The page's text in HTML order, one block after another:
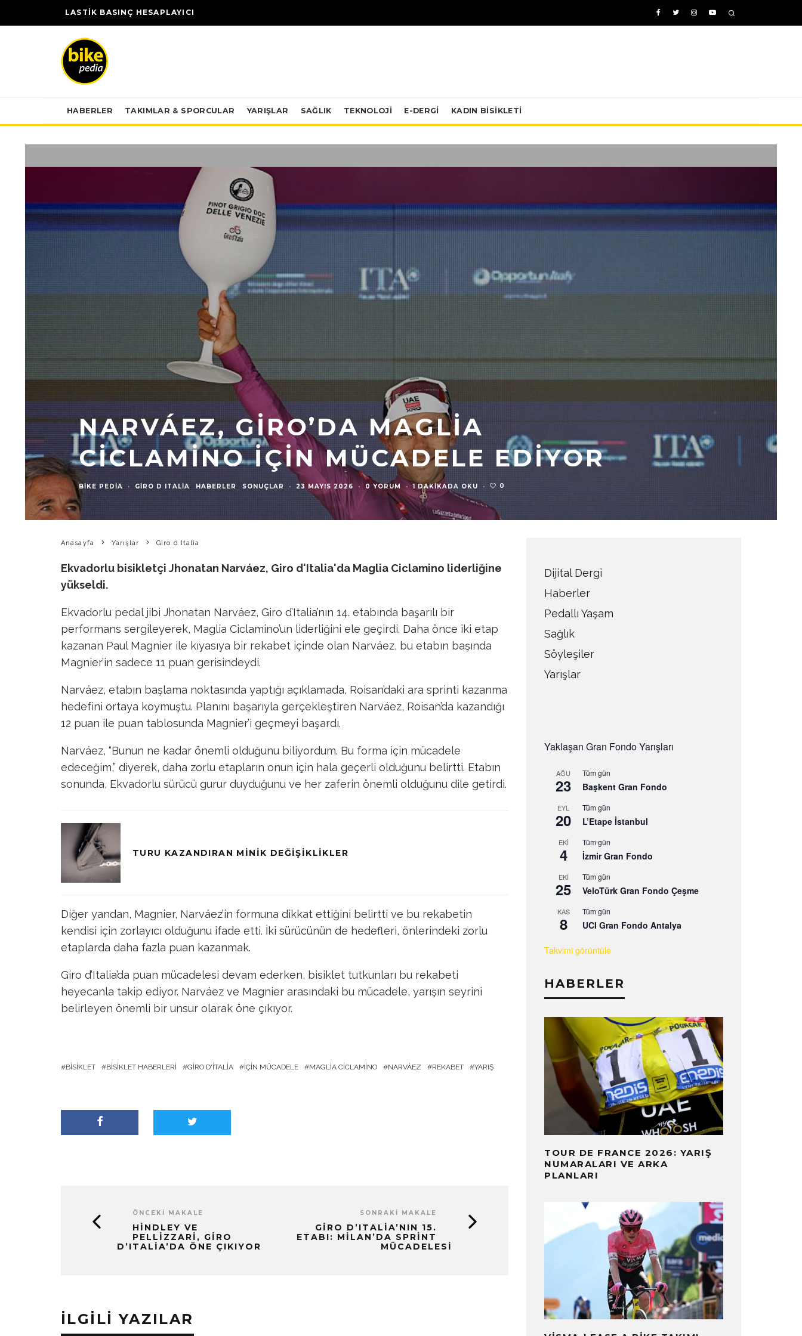
LASTİK BASINÇ HESAPLAYICI
HABERLER TAKIMLAR & SPORCULAR YARIŞLAR SAĞLIK TEKNOLOJI E-DERGİ KADIN BISIKLETI
NARVÁEZ, GIRO’DA MAGLIA
CICLAMINO İÇIN MÜCADELE EDIYOR
BIKE PEDIA · GIRO D ITALIA HABERLER SONUÇLAR · 23 MAYIS 2026 · 0 YORUM · 1 DAKIKADA OKU · 0
Anasayfa Yarışlar Giro d Italia
Ekvadorlu bisikletçi Jhonatan Narváez, Giro d'Italia'da Maglia Ciclamino liderliğine
yükseldi.
Ekvadorlu pedal jibi Jhonatan Narváez, Giro d’Italia’nın 14. etabında başarılı bir
performans sergileyerek, Maglia Ciclamino’un liderliğini ele geçirdi. Daha önce iki etap
kazanan Paul Magnier ile kıyasıya bir rekabet içinde olan Narváez, bu etabın başında
Magnier’in sadece 11 puan gerisindeydi.
Narváez, etabın başlama noktasında yaptığı açıklamada, Roisan’daki ara sprinti kazanma
hedefini ortaya koymuştu. Planını başarıyla gerçekleştiren Narváez, Roisan’da kazandığı
12 puan ile puan tablosunda Magnier’i geçmeyi başardı.
Narváez, “Bunun ne kadar önemli olduğunu biliyordum. Bu forma için mücadele
edeceğim,” diyerek, daha zorlu etapların onun için hala geçerli olduğunu belirtti. Etabın
sonunda, Ekvadorlu sürücü gurur duyduğunu ve her zaferin önemli olduğunu dile getirdi.
TURU KAZANDIRAN MINIK DEĞIŞIKLIKLER
Diğer yandan, Magnier, Narváez’in formuna dikkat ettiğini belirtti ve bu rekabetin
kendisi için zorlayıcı olduğunu ifade etti. İki sürücünün de hedefleri, önlerindeki zorlu
etaplarda daha fazla puan kazanmak.
Giro d’Italia’da puan mücadelesi devam ederken, bisiklet tutkunları bu rekabeti
heyecanla takip ediyor. Narváez ve Magnier arasındaki bu mücadele, yarışın seyrini
belirleyen önemli bir unsur olarak öne çıkıyor.
BISIKLET BISIKLET HABERLERI GIRO D'ITALIA İÇIN MÜCADELE MAGLIA CICLAMINO NARVÁEZ REKABET YARIŞ
ÖNCEKI MAKALE
HINDLEY VE
PELLIZZARI, GIRO
D’ITALIA’DA ÖNE ÇIKIYOR
SONRAKI MAKALE
GIRO D’ITALIA’NIN 15.
ETABI: MILAN’DA SPRINT
MÜCADELESI
İLGILI YAZILAR
Dijital Dergi
Haberler
Pedallı Yaşam
Sağlık
Söyleşiler
Yarışlar
Yaklaşan Gran Fondo Yarışları
AĞU
23
Tüm gün
Başkent Gran Fondo
EYL
20
Tüm gün
L’Etape İstanbul
EKI
4
Tüm gün
İzmir Gran Fondo
EKI
25
Tüm gün
VeloTürk Gran Fondo Çeşme
KAS
8
Tüm gün
UCI Gran Fondo Antalya
Takvimi görüntüle
HABERLER
TOUR DE FRANCE 2026: YARIŞ
NUMARALARI VE ARKA
PLANLARI